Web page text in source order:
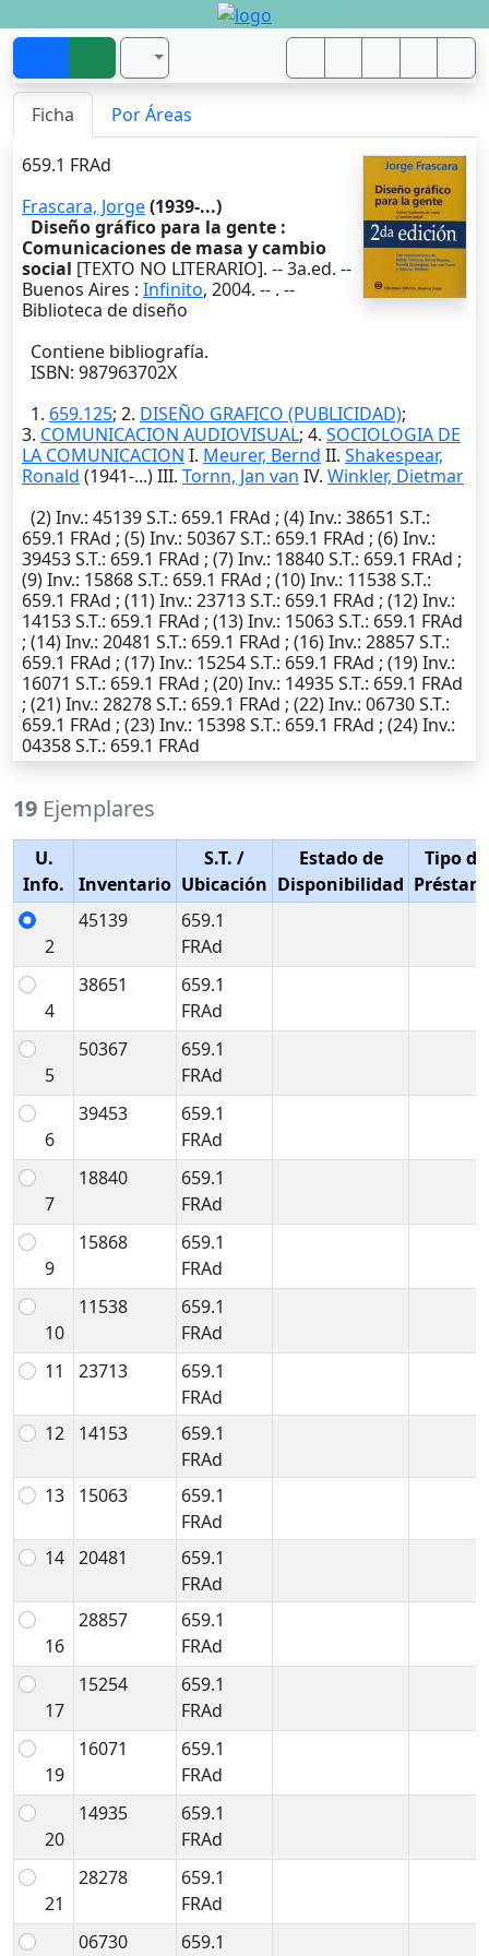
Ficha Por Áreas
659.1 FRAd
Frascara, Jorge(1939-...)
Diseño gráfico para la gente :
Comunicaciones de masa y cambio
social [TEXTO NO LITERARIO]. --3a.ed. --
Buenos Aires : Infinito, 2004. -- . --
Biblioteca de diseño
Contiene bibliografía.
ISBN: 987963702X
1. 659.125; 2. DISEÑO GRAFICO (PUBLICIDAD);
3. COMUNICACION AUDIOVISUAL; 4. SOCIOLOGIA DE
LA COMUNICACION I. Meurer, Bernd II. Shakespear,
Ronald (1941-...) III. Tornn, Jan van IV. Winkler, Dietmar
(2)Inv.: 45139S.T.: 659.1 FRAd ; (4)Inv.: 38651 S.T.:
659.1 FRAd ; (5)Inv.: 50367S.T.: 659.1 FRAd ; (6)Inv.:
39453S.T.: 659.1 FRAd ; (7)Inv.: 18840S.T.: 659.1 FRAd ;
(9)Inv.: 15868S.T.: 659.1 FRAd ; (10)Inv.: 11538S.T.:
659.1 FRAd ; (11)Inv.: 23713S.T.: 659.1 FRAd ; (12)Inv.:
14153S.T.: 659.1 FRAd ; (13)Inv.: 15063S.T.: 659.1 FRAd
; (14)Inv.: 20481 S.T.: 659.1 FRAd ; (16)Inv.: 28857S.T.:
659.1 FRAd ; (17)Inv.: 15254S.T.: 659.1 FRAd ; (19)Inv.:
16071 S.T.: 659.1 FRAd ; (20)Inv.: 14935S.T.: 659.1 FRAd
; (21)Inv.: 28278S.T.: 659.1 FRAd ; (22)Inv.: 06730S.T.:
659.1 FRAd ; (23)Inv.: 15398S.T.: 659.1 FRAd ; (24)Inv.:
04358S.T.: 659.1 FRAd
19 Ejemplares
U.
Info.
Inventario
S.T. /
Ubicación
Estado de
Disponibilidad
Tipo de
2
45139
659.1
FRAd
4
38651
659.1
FRAd
5
50367
659.1
FRAd
6
39453
659.1
FRAd
7
18840
659.1
FRAd
9
15868
659.1
FRAd
10
11538
659.1
FRAd
11
23713
659.1
FRAd
12
14153
659.1
FRAd
13
15063
659.1
FRAd
14 20481
659.1
FRAd
16
28857
659.1
FRAd
17
15254
659.1
FRAd
19
16071
659.1
FRAd
20
14935
659.1
FRAd
21
28278
659.1
FRAd
06730
659.1